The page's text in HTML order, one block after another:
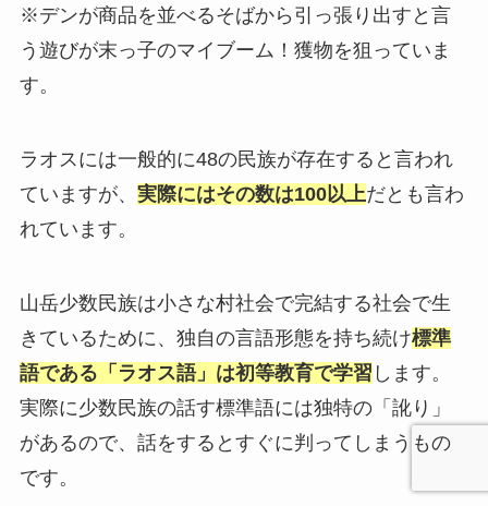
※デンが商品を並べるそばから引っ張り出すと言
う遊びが末っ子のマイブーム！獲物を狙っていま
す。
ラオスには一般的に48の民族が存在すると言われ
ていますが、 実際にはその数は100以上だとも言わ
れています。
山岳少数民族は小さな村社会で完結する社会で生
きているために、独自の言語形態を持ち続け標準
語である「ラオス語」は初等教育で学習 します。
実際に少数民族の話す標準語には独特の「訛り」
があるので、話をするとすぐに判ってしまうもの
です。